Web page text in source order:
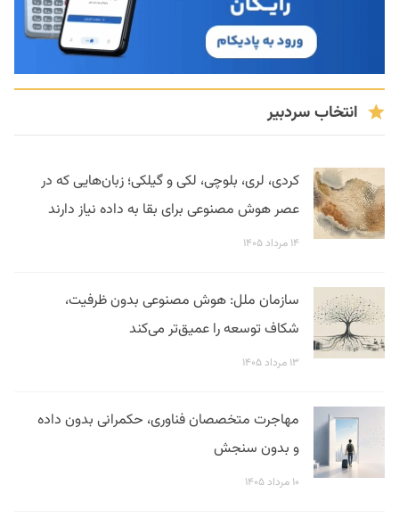
انتخاب سردبیر
کردی، لری، بلوچی، لکی و گیلکی؛ زبان‌هایی که در
عصر هوش مصنوعی برای بقا به داده نیاز دارند
۱۴ مرداد ۱۴۰۵
سازمان ملل: هوش مصنوعی بدون ظرفیت،
شکاف توسعه را عمیق‌تر می‌کند
۱۳ مرداد ۱۴۰۵
مهاجرت متخصصان فناوری، حکمرانی بدون داده
و بدون سنجش
۱۰ مرداد ۱۴۰۵